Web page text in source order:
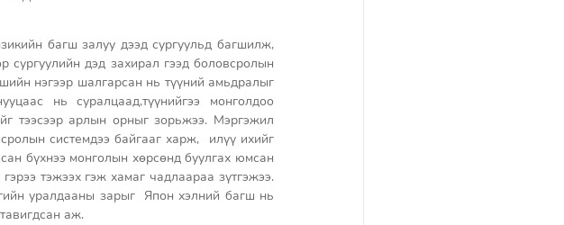
багш залуу дээд сургуульд багшилж,
дэд захирал гээд боловсролын
нэгээр шалгарсан нь түүний амьдралыг
нь суралцаад,түүнийгээ монголдоо
тээсээр арлын орныг зорьжээ. Мэргэжил
системдээ байгааг харж,  илүү ихийг
бүхнээ монголын хөрсөнд буулгах юмсан
тэжээх гэж хамаг чадлаараа зүтгэжээ.
уралдааны зарыг  Япон хэлний багш нь
аж.